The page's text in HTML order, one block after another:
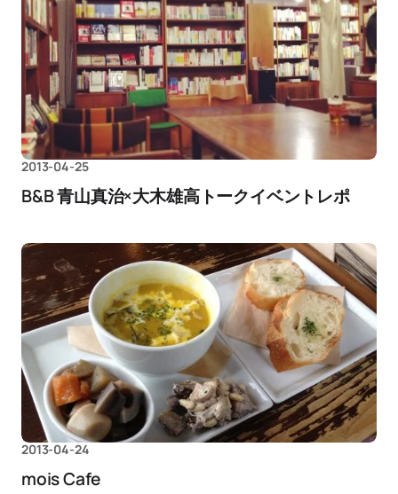
2013-04-25
B&B 青山真治×大木雄高トークイベントレポ
2013-04-24
mois Cafe